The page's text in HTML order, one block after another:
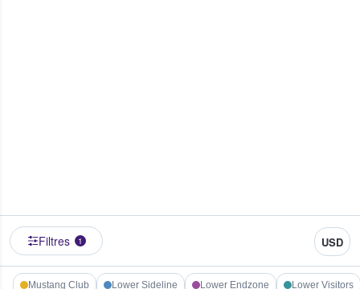
Filtres 1 USD
Mustang Club Lower Sideline Lower Endzone Lower Visitors